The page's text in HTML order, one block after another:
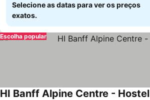
Selecione as datas para ver os preços
exatos.
Escolha popular
HI Banff Alpine Centre - Hostel